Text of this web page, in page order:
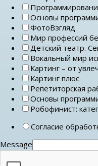
Основы
ФотоВзгляд
Мир профессий
Детский театр.
Вокальный мир
Картинг – от
Картинг плюс
Репетиторская
Основы
Робофинист:
Согласие
Message